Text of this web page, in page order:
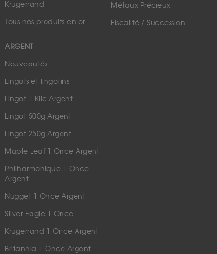
Krugerrand
Tous nos produits en or
ARGENT
Nouveautés
Lingots et lingotins
Lingot 1 Kilo Argent
Lingot 500g Argent
Lingot 250g Argent
Maple Leaf 1 Once Argent
Philharmonique 1 Once
Argent
Nugget 1 Once Argent
Silver Eagle 1 Once
Krugerrand 1 Once Argent
Britannia 1 Once Argent
Métaux Précieux
Fiscalité / Succession